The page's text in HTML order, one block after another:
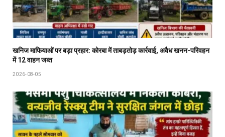
खनिज माफियाओं पर बड़ा प्रहार: कोरबा में ताबड़तोड़ कार्रवाई, अवैध खनन-परिवहन
में 12 वाहन जब्त
2026-08-05